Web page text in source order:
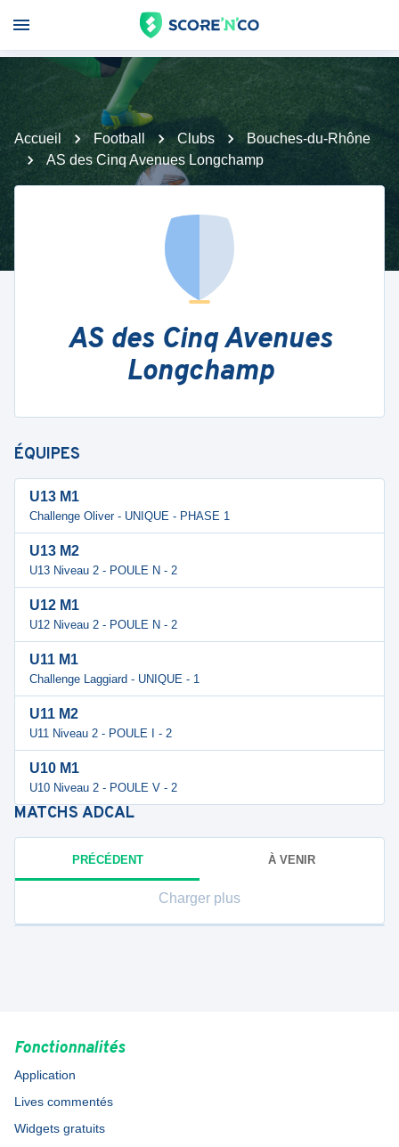
Accueil Football Clubs
Bouches-du-Rhône
AS des Cinq Avenues Longchamp
AS des Cinq Avenues
Longchamp
ÉQUIPES
U13 M1
Challenge Oliver - UNIQUE - PHASE 1
U13 M2
U13 Niveau 2 - POULE N - 2
U12 M1
U12 Niveau 2 - POULE N - 2
U11 M1
Challenge Laggiard - UNIQUE - 1
U11 M2
U11 Niveau 2 - POULE I - 2
U10 M1
U10 Niveau 2 - POULE V - 2
MATCHS ADCAL
PRÉCÉDENT À VENIR
Charger plus
Fonctionnalités
Application
Lives commentés
Widgets gratuits